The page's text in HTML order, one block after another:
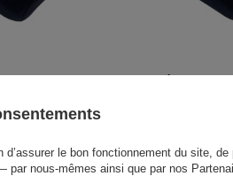
OXIMO V2 NOIR SIÈGE
le bon fonctionnement du site,
par nous-mêmes ainsi que par nos